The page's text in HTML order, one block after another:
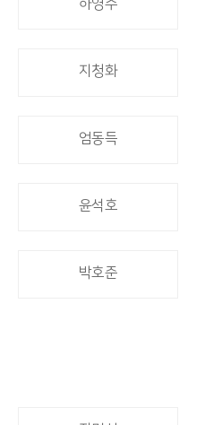
하영주
지청화
엄동득
윤석호
박호준